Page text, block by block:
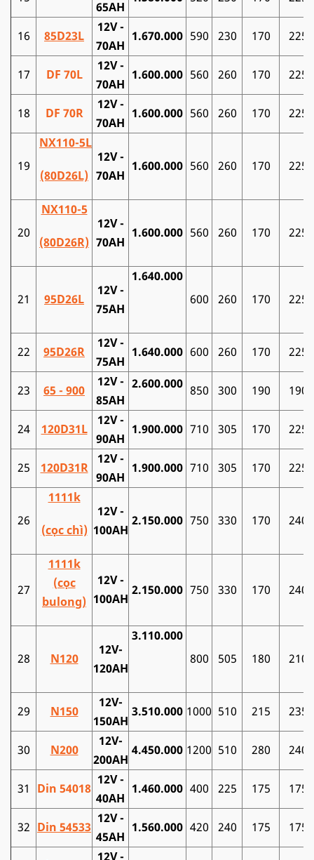
65AH
16 85D23L
12V -
70AH
1.670.000 590 230 170 225
17 DF 70L
12V -
70AH
1.600.000 560 260 170 225
18 DF 70R
12V -
70AH
1.600.000 560 260 170 225
19
NX110-5L
(80D26L)
12V -
70AH
1.600.000 560 260 170 225
20
NX110-5
(80D26R)
12V -
70AH
1.600.000 560 260 170 225
21 95D26L
12V -
75AH
1.640.000
600
260 170 225
22 95D26R
12V -
75AH
1.640.000 600 260 170 225
23 65 - 900
12V -
85AH
2.600.000 850 300 190 190
24 120D31L
12V -
90AH
1.900.000 710 305 170 225
25 120D31R
12V -
90AH
1.900.000 710 305 170 225
26
1111k
(cọc chì)
12V -
100AH
2.150.000 750 330 170 240
27
1111k
(cọc
bulong)
12V -
100AH
2.150.000 750 330 170 240
28 N120
12V-
120AH
3.110.000
800
505 180 210
29 N150
12V-
150AH
3.510.000 1000 510 215 235
30 N200
12V-
200AH
4.450.000 1200 510 280 240
31 Din 54018
12V -
40AH
1.460.000 400 225 175 175
32 Din 54533
12V -
45AH
1.560.000 420 240 175 175
12V -